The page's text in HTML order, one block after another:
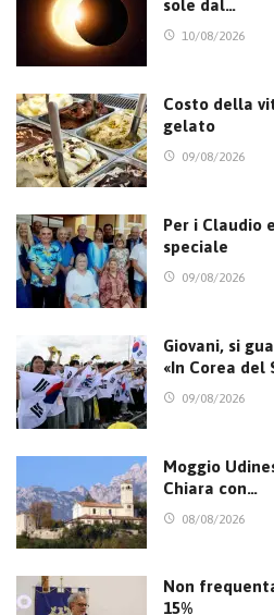
sole dal…
10/08/2026
Costo della
gelato
09/08/2026
Per i Claudio
speciale
09/08/2026
Giovani, si
«In Corea del
09/08/2026
Moggio
Chiara con…
08/08/2026
Non
15%